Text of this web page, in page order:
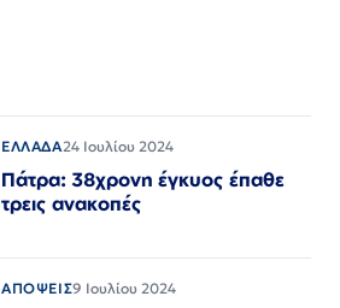
ΕΛΛΑΔΑ24 Ιουλίου 2024
Πάτρα: 38χρονη έγκυος έπαθε
τρεις ανακοπές
ΑΠΟΨΕΙΣ9 Ιουλίου 2024